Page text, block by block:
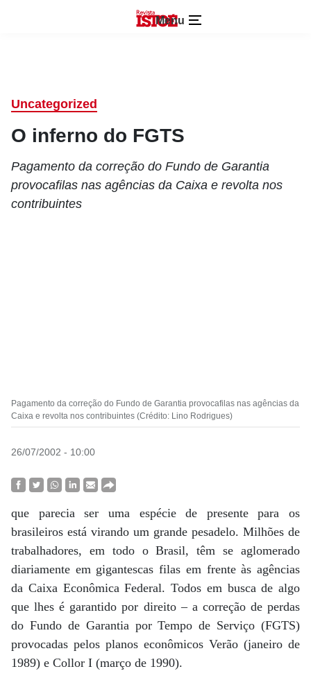
Menu
Uncategorized
O inferno do FGTS
Pagamento da correção do Fundo de Garantia
provocafilas nas agências da Caixa e revolta nos
contribuintes
Pagamento da correção do Fundo de Garantia provocafilas nas agências da
Caixa e revolta nos contribuintes (Crédito: Lino Rodrigues)
26/07/2002 - 10:00
que parecia ser uma espécie de presente para os
brasileiros está virando um grande pesadelo. Milhões de
trabalhadores, em todo o Brasil, têm se aglomerado
diariamente em gigantescas filas em frente às agências
da Caixa Econômica Federal. Todos em busca de algo
que lhes é garantido por direito – a correção de perdas
do Fundo de Garantia por Tempo de Serviço (FGTS)
provocadas pelos planos econômicos Verão (janeiro de
1989) e Collor I (março de 1990).